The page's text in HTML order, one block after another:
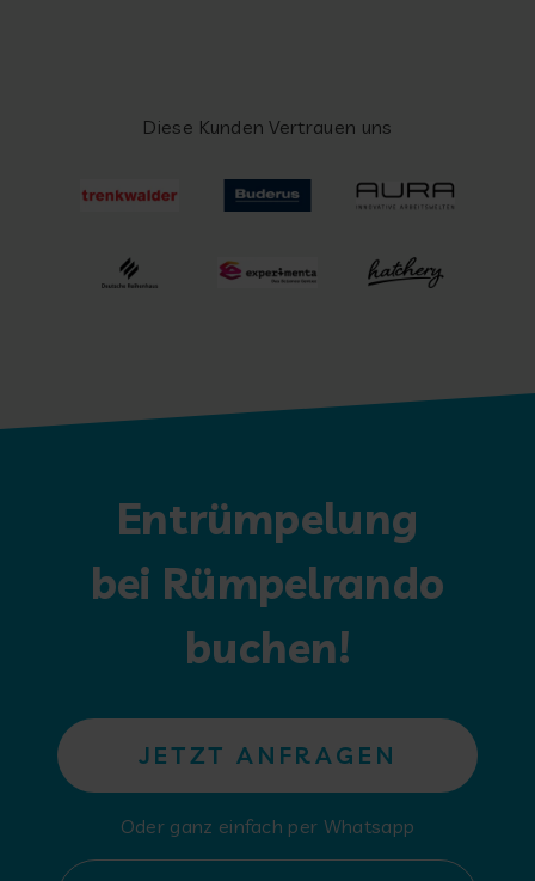
Diese Kunden Vertrauen uns
Entrümpelung
bei Rümpelrando
buchen!
JETZT ANFRAGEN
Oder ganz einfach per Whatsapp